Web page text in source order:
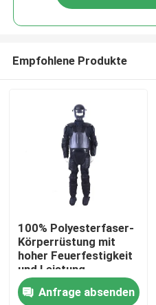
Zu Hause
Produkte
Empfohlene Produkte
100% Polyesterfaser-
Körperrüstung mit
hoher Feuerfestigkeit
und Leistung
Anfrage absenden